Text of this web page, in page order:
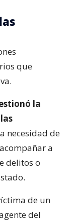
que
la
necesidad de
a
delitos o
de un
del